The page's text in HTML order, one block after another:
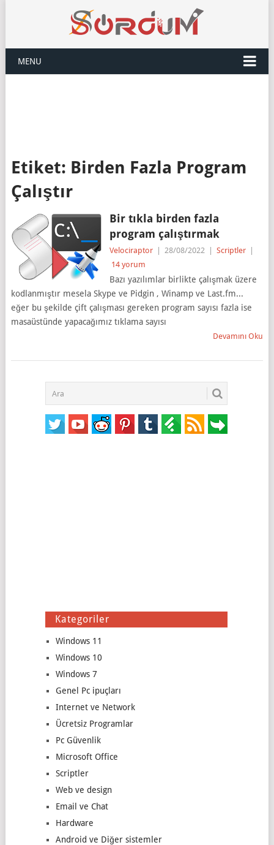
MENU
Etiket: Birden Fazla Program
Çalıştır
Bir tıkla birden fazla
program çalıştırmak
Velociraptor 28/08/2022 Scriptler
14 yorum
Bazı yazılımlar birlikte çalışmak üzere
kodlanmıştır mesela Skype ve Pidgin , Winamp ve Last.fm...
eğer bu şekilde çift çalışması gereken program sayısı fazla ise
masaüstünde yapacağımız tıklama sayısı
Devamını Oku
Kategoriler
Windows 11
Windows 10
Windows 7
Genel Pc ipuçları
Internet ve Network
Ücretsiz Programlar
Pc Güvenlik
Microsoft Office
Scriptler
Web ve design
Email ve Chat
Hardware
Android ve Diğer sistemler